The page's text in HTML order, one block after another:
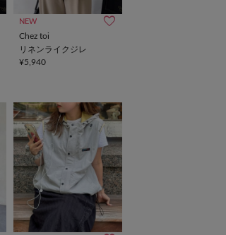
NEW
Chez toi
リネンライクジレ
¥5,940